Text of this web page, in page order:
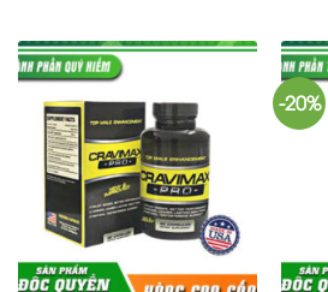
-20%